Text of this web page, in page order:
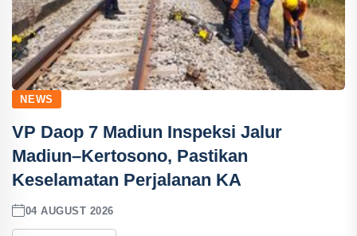
NEWS
VP Daop 7 Madiun Inspeksi Jalur
Madiun–Kertosono, Pastikan
Keselamatan Perjalanan KA
04 AUGUST 2026